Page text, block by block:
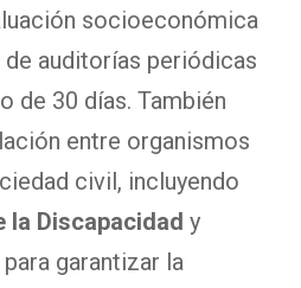
socioeconómica
de auditorías periódicas
de 30 días. También
entre organismos
civil, incluyendo
la Discapacidad y
para garantizar la